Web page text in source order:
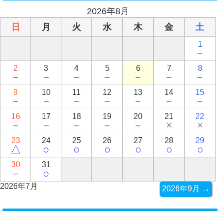
2026年8月
日
月 火 水 木 金 土
1
－
2
－
3
－
4
－
5
－
6
－
7
－
8
－
9
－
10
－
11
－
12
－
13
－
14
－
15
－
16
－
17
－
18
－
19
－
20
－
21
×
22
×
23
△
24
○
25
○
26
○
27
○
28
○
29
○
30
－
31
○
2026年7月 2026年9月 →